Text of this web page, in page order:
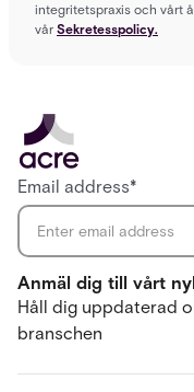
integritetspraxis och vårt
vår Sekretesspolicy.
Anmäl dig till vårt
Håll dig uppdaterad
branschen
Email address*